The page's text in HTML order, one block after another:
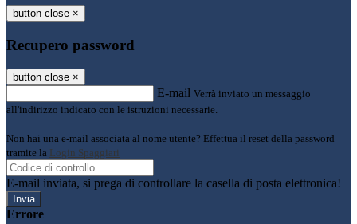
button close ×
Recupero password
button close ×
E-mail Verrà inviato un messaggio
all'indirizzo indicato con le istruzioni necessarie.
Non hai una e-mail associata al nome utente? Effettua il reset della password
tramite la Login Spaggiari
E-mail inviata, si prega di controllare la casella di posta elettronica!
Errore